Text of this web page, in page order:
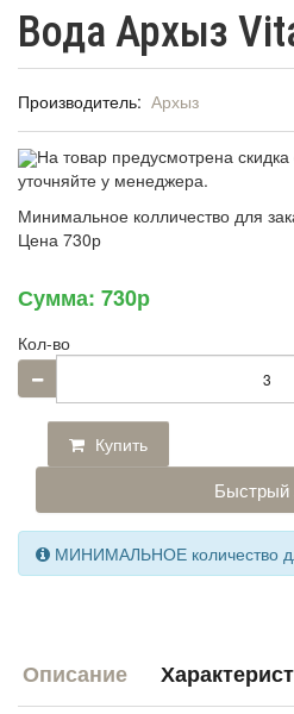
Вода Архыз
Производитель: Архыз
На товар предусмотрена
уточняйте у менеджера.
Минимальное колличество для
Цена 730р
Сумма: 730р
Кол-во
Купить
Быстрый
МИНИМАЛЬНОЕ количество
Описание